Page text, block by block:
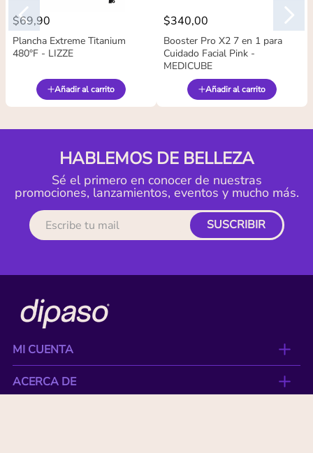
$69,90
Plancha Extreme Titanium
480°F - LIZZE
Añadir al carrito
$340,00
Booster Pro X2 7 en 1 para
Cuidado Facial Pink -
MEDICUBE
Añadir al carrito
HABLEMOS DE BELLEZA
Sé el primero en conocer de nuestras
promociones, lanzamientos, eventos y mucho más.
SUSCRIBIR
MI CUENTA
ACERCA DE